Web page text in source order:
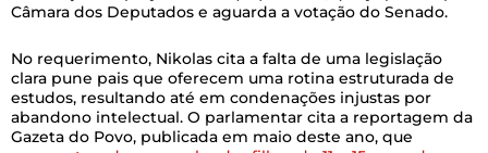
Câmara dos Deputados e aguarda a votação do Senado.
No requerimento, Nikolas cita a falta de uma legislação
clara pune pais que oferecem uma rotina estruturada de
estudos, resultando até em condenações injustas por
abandono intelectual. O parlamentar cita a reportagem da
Gazeta do Povo, publicada em maio deste ano, que